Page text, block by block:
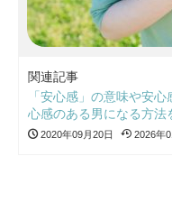
関連記事
「安心感」の意味や安
心感のある男になる方法
2020年09月20日 2026年